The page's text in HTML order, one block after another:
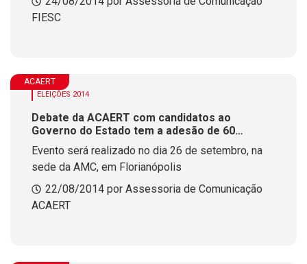
FIESC
ACAERT
ELEIÇÕES 2014
Debate da ACAERT com candidatos ao
Governo do Estado tem a adesão de 60
emissoras
Evento será realizado no dia 26 de setembro, na
sede da AMC, em Florianópolis
22/08/2014 por Assessoria de Comunicação
ACAERT